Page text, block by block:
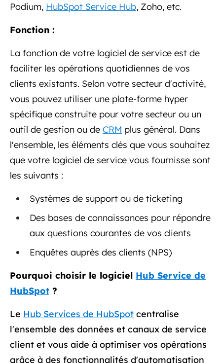
Podium, HubSpot Service Hub, Zoho, etc.
Fonction :
La fonction de votre logiciel de service est de
faciliter les opérations quotidiennes de vos
clients existants. Selon votre secteur d'activité,
vous pouvez utiliser une plate-forme hyper
spécifique construite pour votre secteur ou un
outil de gestion ou de CRM plus général. Dans
l'ensemble, les éléments clés que vous souhaitez
que votre logiciel de service vous fournisse sont
les suivants :
Systèmes de support ou de ticketing
Des bases de connaissances pour répondre
aux questions courantes de vos clients
Enquêtes auprès des clients (NPS)
Pourquoi choisir le logiciel Hub Service de
HubSpot ?
Le Hub Services de HubSpot centralise
l'ensemble des données et canaux de service
client et vous aide à optimiser vos opérations
grâce à des fonctionnalités d'automatisation